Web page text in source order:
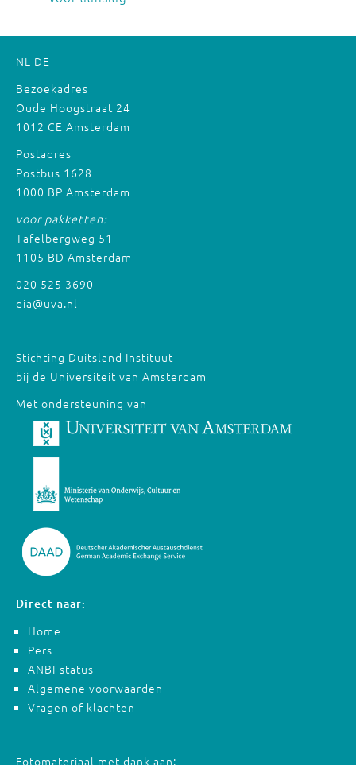
NL DE
Bezoekadres
Oude Hoogstraat 24
1012 CE Amsterdam
Postadres
Postbus 1628
1000 BP Amsterdam
voor pakketten:
Tafelbergweg 51
1105 BD Amsterdam
020 525 3690
dia@uva.nl
Stichting Duitsland Instituut
bij de Universiteit van Amsterdam
Met ondersteuning van
Direct naar:
Home
Pers
ANBI-status
Algemene voorwaarden
Vragen of klachten
Fotomateriaal met dank aan: